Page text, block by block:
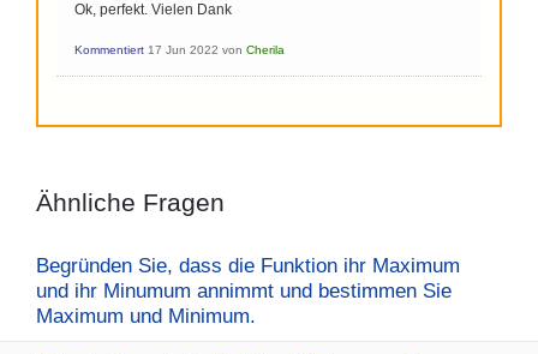
Ok, perfekt. Vielen Dank
Kommentiert 17 Jun 2022 von Cherila
Ähnliche Fragen
Begründen Sie, dass die Funktion ihr Maximum
und ihr Minumum annimmt und bestimmen Sie
Maximum und Minimum.